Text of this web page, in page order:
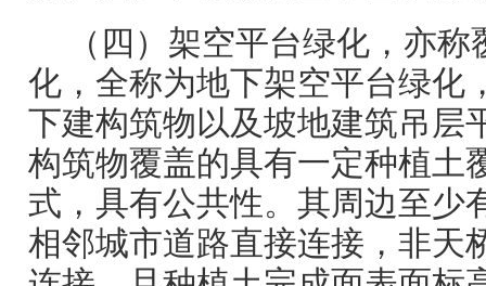
（四）架空平台绿化，亦
化，全称为地下架空平台绿化
下建构筑物以及坡地建筑吊层
构筑物覆盖的具有一定种植土
式，具有公共性。其周边至少
相邻城市道路直接连接，非天